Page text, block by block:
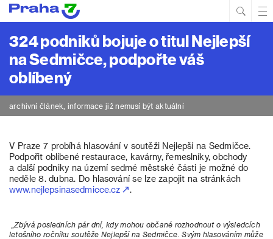
324 podniků bojuje o titul Nejlepší
na Sedmičce, podpořte váš
oblíbený
archivní článek, informace již nemusí být aktuální
V Praze 7 probíhá hlasování v soutěži Nejlepší na Sedmičce.
Podpořit oblíbené restaurace, kavárny, řemeslníky, obchody
a další podniky na území sedmé městské části je možné do
neděle 8. dubna. Do hlasování se lze zapojit na stránkách
www.nejlepsinasedmicce.cz
.
„Zbývá posledních pár dní, kdy mohou občané rozhodnout o výsledcích
letošního ročníku soutěže Nejlepší na Sedmičce. Svým hlasováním může